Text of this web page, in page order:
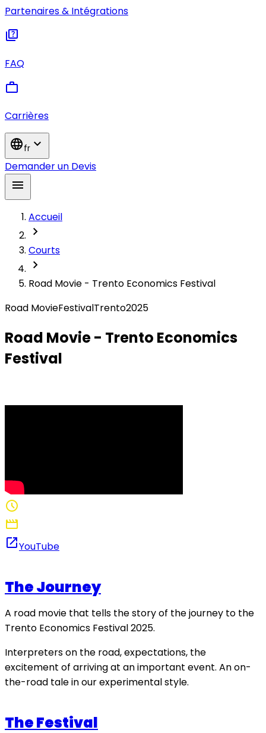
Partenaires & Intégrations
quiz
FAQ
work
Carrières
languagefr expand_more
Demander un Devis
menu
Accueil
chevron_right
Courts
chevron_right
Road Movie - Trento Economics Festival
Road MovieFestivalTrento2025
Road Movie - Trento Economics
Festival
schedule
movie
open_in_newYouTube
The Journey
A road movie that tells the story of the journey to the
Trento Economics Festival 2025.
Interpreters on the road, expectations, the
excitement of arriving at an important event. An on-
the-road tale in our experimental style.
The Festival